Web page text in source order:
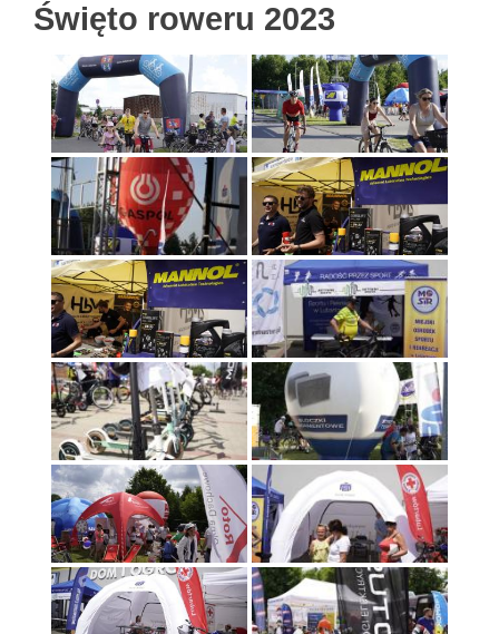
Święto roweru 2023